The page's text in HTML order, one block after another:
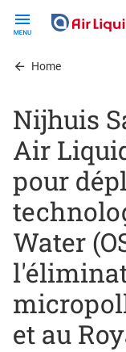
contentHome
Nijhuis
Air
pour
Water
et au